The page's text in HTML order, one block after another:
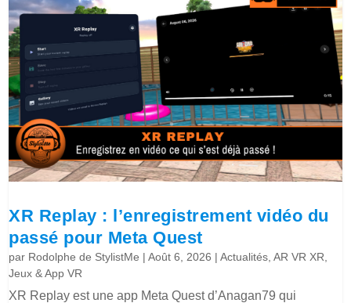
XR Replay : l’enregistrement vidéo du
passé pour Meta Quest
par Rodolphe de StylistMe |Août 6, 2026 |Actualités ,AR VR XR
Jeux & App VR
XR Replay est une app Meta Quest d’Anagan79 qui